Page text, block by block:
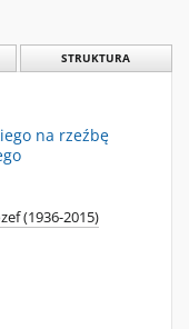
STRUKTURA
na rzeźbę
(1936-2015)